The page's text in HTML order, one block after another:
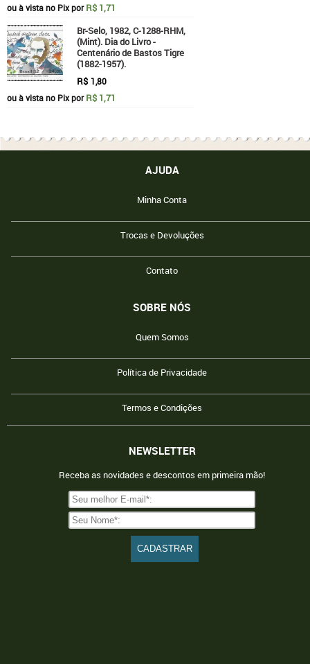
ou à vista no Pix porR$ 1,71
Br-Selo, 1982, C-1288-RHM,
(Mint). Dia do Livro -
Centenário de Bastos Tigre
(1882-1957).
R$ 1,80
ou à vista no Pix porR$ 1,71
AJUDA
Minha Conta
Trocas e Devoluções
Contato
SOBRE NÓS
Quem Somos
Política de Privacidade
Termos e Condições
NEWSLETTER
Receba as novidades e descontos em primeira mão!